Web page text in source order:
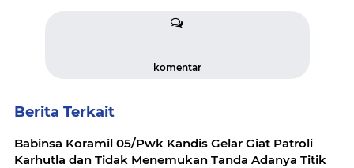
komentar
Berita Terkait
Babinsa Koramil 05/Pwk Kandis Gelar Giat Patroli
Karhutla dan Tidak Menemukan Tanda Adanya Titik